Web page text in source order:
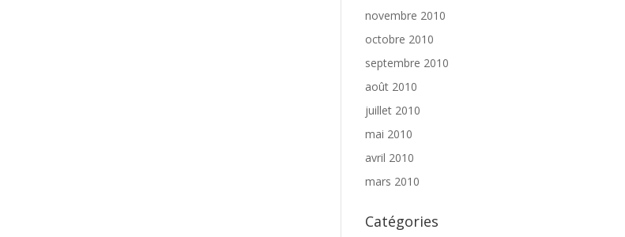
novembre 2010
octobre 2010
septembre 2010
août 2010
juillet 2010
mai 2010
avril 2010
mars 2010
Catégories